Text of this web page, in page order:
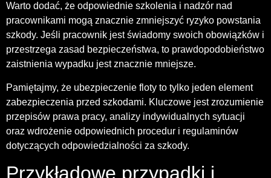
Warto dodać, że odpowiednie szkolenia i nadzór nad
pracownikami mogą znacznie zmniejszyć ryzyko powstania
szkody. Jeśli pracownik jest świadomy swoich obowiązków i
przestrzega zasad bezpieczeństwa, to prawdopodobieństwo
zaistnienia wypadku jest znacznie mniejsze.
Pamiętajmy, że ubezpieczenie floty to tylko jeden element
zabezpieczenia przed szkodami. Kluczowe jest zrozumienie
przepisów prawa pracy, analizy indywidualnych sytuacji
oraz wdrożenie odpowiednich procedur i regulaminów
dotyczących odpowiedzialności za szkody.
Przykładowe przypadki i